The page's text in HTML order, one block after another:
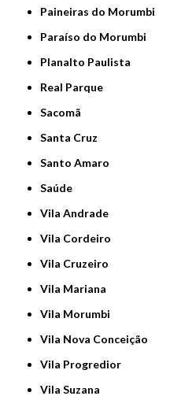
Paineiras do Morumbi
Paraíso do Morumbi
Planalto Paulista
Real Parque
Sacomã
Santa Cruz
Santo Amaro
Saúde
Vila Andrade
Vila Cordeiro
Vila Cruzeiro
Vila Mariana
Vila Morumbi
Vila Nova Conceição
Vila Progredior
Vila Suzana